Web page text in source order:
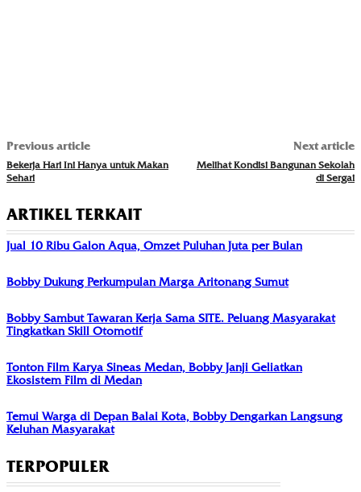
Previous article
Bekerja Hari Ini Hanya untuk Makan
Sehari
Next article
Melihat Kondisi Bangunan Sekolah
di Sergai
ARTIKEL TERKAIT
Jual 10 Ribu Galon Aqua, Omzet Puluhan Juta per Bulan
Bobby Dukung Perkumpulan Marga Aritonang Sumut
Bobby Sambut Tawaran Kerja Sama SITE. Peluang Masyarakat
Tingkatkan Skill Otomotif
Tonton Film Karya Sineas Medan, Bobby Janji Geliatkan
Ekosistem Film di Medan
Temui Warga di Depan Balai Kota, Bobby Dengarkan Langsung
Keluhan Masyarakat
TERPOPULER